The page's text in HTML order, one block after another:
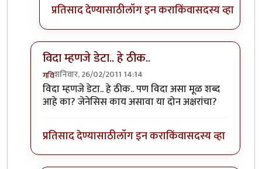
प्रतिसाद देण्यासाठीलॉग इन कराकिंवासदस्य व्हा
विदा म्हणजे डेटा.. हे ठीक..
गविशनिवार, 26/02/2011 14:14
In reply toश्री.गगनविहारी....मी स्वतःbyइन्द्र्राज पवार
विदा म्हणजे डेटा.. हे ठीक.. पण विदा असा मूळ शब्द
आहे का? जेनेसिस काय असावा या दोन अक्षरांचा?
प्रतिसाद देण्यासाठीलॉग इन कराकिंवासदस्य व्हा